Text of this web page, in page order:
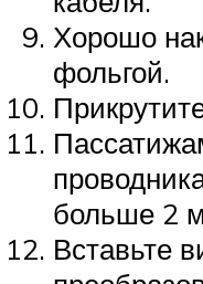
Хорошо
фольгой.
больше 2
Вставьте